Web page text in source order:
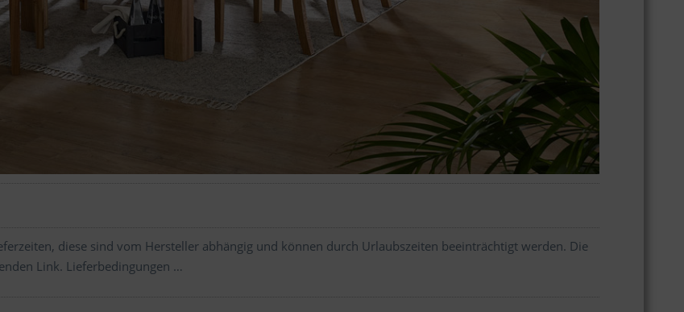
diese sind vom Hersteller abhängig und können durch Urlaubszeiten beeinträchtigt werden. Die
Link. Lieferbedingungen …